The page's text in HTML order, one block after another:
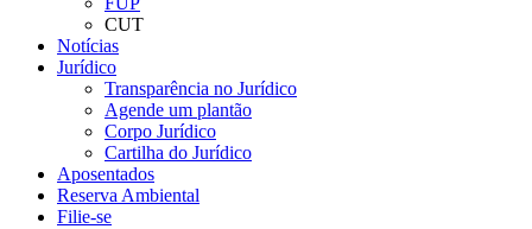
CUT
Notícias
Jurídico
Transparência no Jurídico
Agende um plantão
Corpo Jurídico
Cartilha do Jurídico
Aposentados
Reserva Ambiental
Filie-se